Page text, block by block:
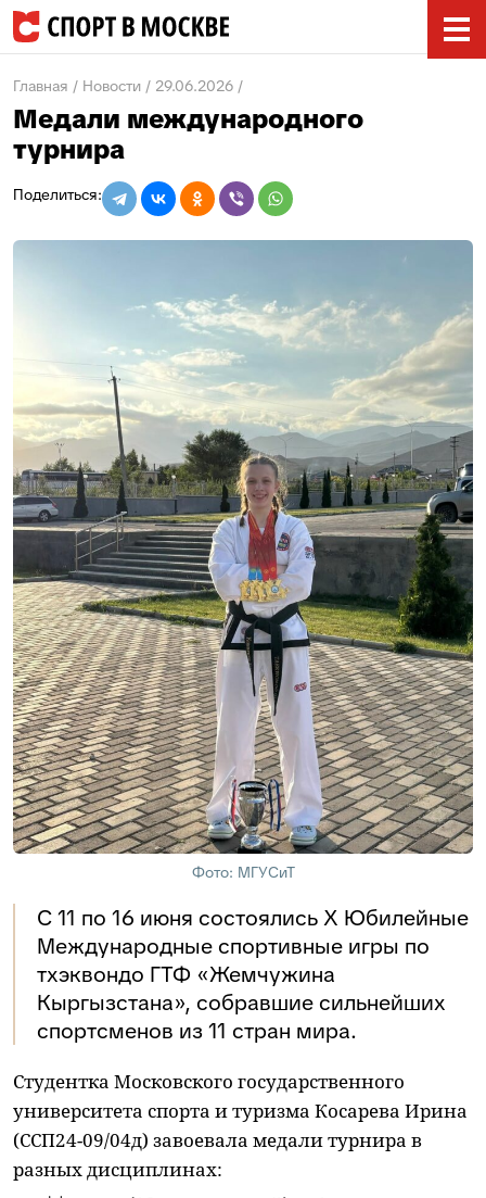
Главная Новости 29.06.2026
Медали международного
турнира
Фото: МГУСиТ
С 11 по 16 июня состоялись X Юбилейные
Международные спортивные игры по
тхэквондо ГТФ «Жемчужина
Кыргызстана», собравшие сильнейших
спортсменов из 11 стран мира.
Студентка Московского государственного
университета спорта и туризма Косарева Ирина
(ССП24-09/04д) завоевала медали турнира в
разных дисциплинах: